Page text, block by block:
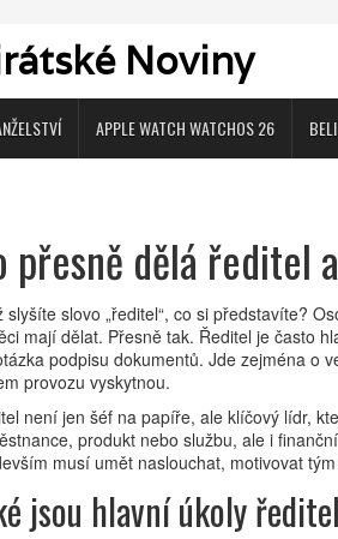
Noviny
APPLE WATCH WATCHOS 26
přesně dělá ředitel
slyšíte slovo „ředitel“, co si představíte?
mají dělat. Přesně tak. Ředitel je často
podpisu dokumentů. Jde zejména o
provozu vyskytnou.
není jen šéf na papíře, ale klíčový lídr,
produkt nebo službu, ale i
musí umět naslouchat, motivovat
jsou hlavní úkoly